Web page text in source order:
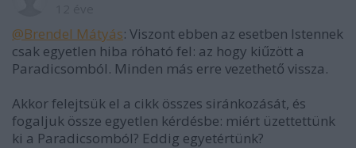
@Brendel Mátyás: Viszont ebben az esetben Istennek
csak egyetlen hiba róható fel: az hogy kiűzött a
Paradicsomból. Minden más erre vezethető vissza.
Akkor felejtsük el a cikk összes siránkozását, és
fogaljuk össze egyetlen kérdésbe: miért üzettettünk
ki a Paradicsomból? Eddig egyetértünk?